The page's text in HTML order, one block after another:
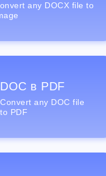
any DOCX file to
DOC в PDF
Convert any DOC file
to PDF